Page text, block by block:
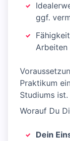
ggf.
Arbeiten
Praktikum
Studiums ist.
Worauf Du
Dein